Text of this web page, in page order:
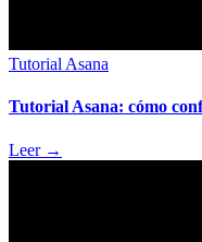
Tutorial Asana
Tutorial Asana: cómo
Leer →